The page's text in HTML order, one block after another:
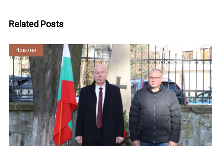
Related Posts
Култура
Новини